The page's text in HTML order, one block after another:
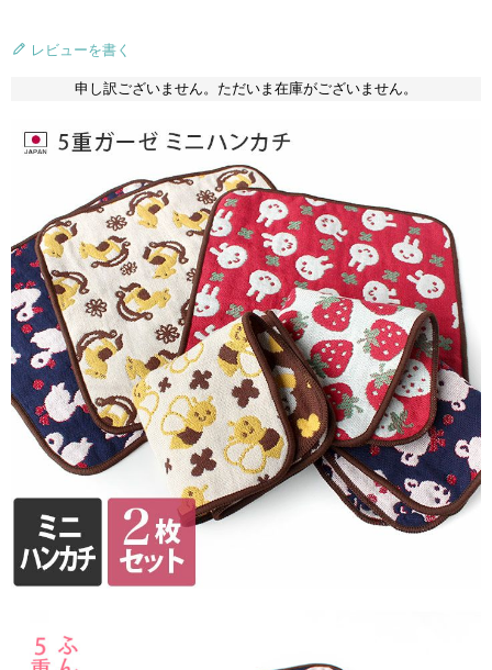
レビューを書く
申し訳ございません。ただいま在庫がございません。